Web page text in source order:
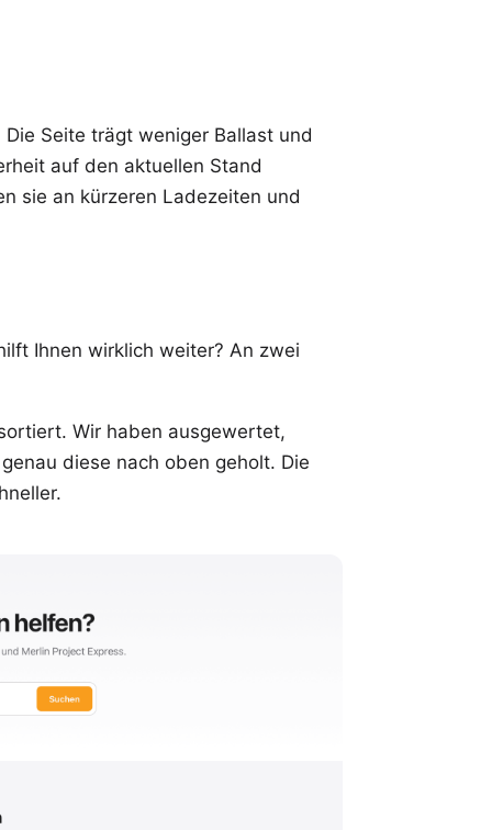
Seite trägt weniger Ballast und
auf den aktuellen Stand
sie an kürzeren Ladezeiten und
Ihnen wirklich weiter? An zwei
Wir haben ausgewertet,
diese nach oben geholt. Die